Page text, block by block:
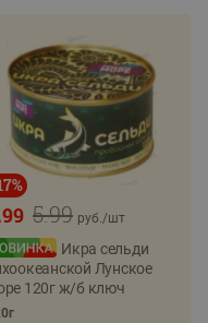
%
5.99 руб./шт
Икра сельди
Лунское
120г ж/б ключ